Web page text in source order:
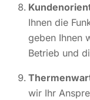
Ihnen die
geben Ihnen
Betrieb und
wir Ihr